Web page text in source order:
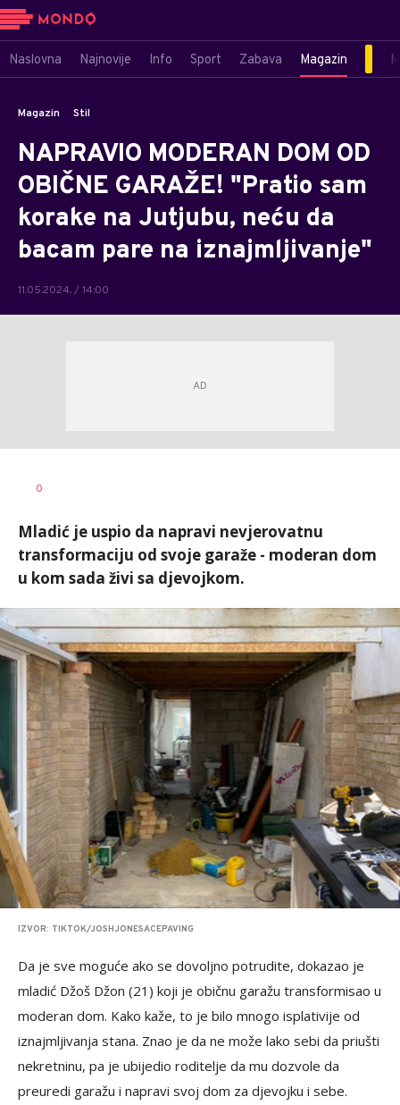
Naslovna Najnovije Info Sport Zabava Magazin
Magazin Stil
NAPRAVIO MODERAN DOM OD
OBIČNE GARAŽE! "Pratio sam
korake na Jutjubu, neću da
bacam pare na iznajmljivanje"
11.05.2024. / 14:00
AUTOR
0
Mladić je uspio da napravi nevjerovatnu
transformaciju od svoje garaže - moderan dom
u kom sada živi sa djevojkom.
IZVOR: TIKTOK/JOSHJONESACEPAVING
Da je sve moguće ako se dovoljno potrudite, dokazao je
mladić Džoš Džon (21) koji je običnu garažu transformisao u
moderan dom. Kako kaže, to je bilo mnogo isplativije od
iznajmljivanja stana. Znao je da ne može lako sebi da priušti
nekretninu, pa je ubijedio roditelje da mu dozvole da
preuredi garažu i napravi svoj dom za djevojku i sebe.